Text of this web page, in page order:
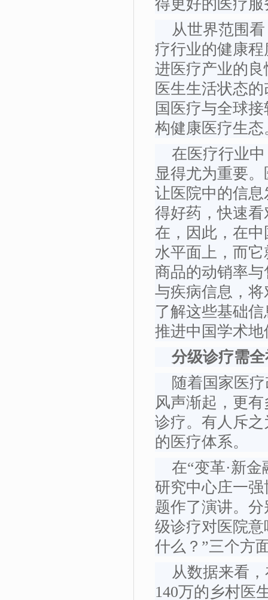
得更好的医疗服
从世界范围看
疗行业的健康
进医疗产业的
医生生活状态
国医疗与全球
构健康医疗生态
在医疗行业中
显得尤为重要
让医院中的信
得好药，快速
在，因此，在
水平面上，而
商品的动销率
与疾病信息，
了解这些基础
推进中国学术
分级诊疗需
随着国家医疗
风声渐起，更
诊疗。有人斥
的医疗体系。
在“变革·新金
研究中心庄一
题作了演讲。
级诊疗对医院
什么？”三个方
从数据来看，
140万的乡村医